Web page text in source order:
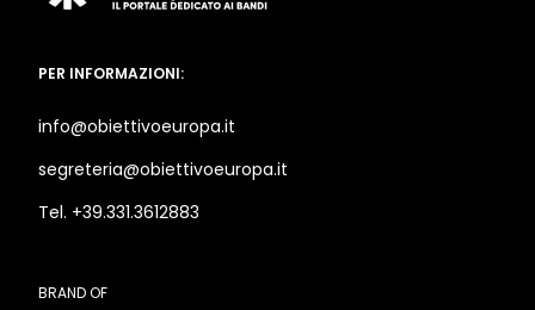
PER INFORMAZIONI:
info@obiettivoeuropa.it
segreteria@obiettivoeuropa.it
Tel. +39.331.3612883
BRAND OF